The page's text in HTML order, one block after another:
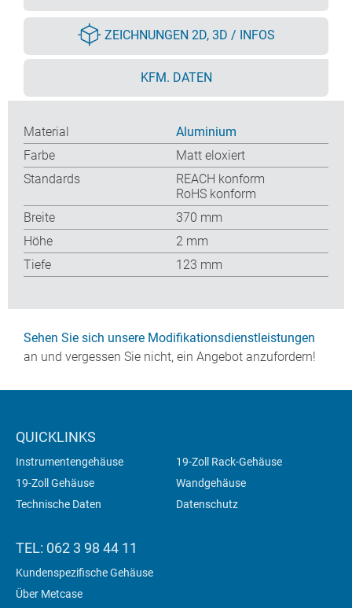
ZEICHNUNGEN 2D, 3D / INFOS
KFM. DATEN
Material
Aluminium
Farbe
Matt eloxiert
Standards
REACH konform
RoHS konform
Breite
370 mm
Höhe
2 mm
Tiefe
123 mm
Sehen Sie sich unsere Modifikationsdienstleistungen
an und vergessen Sie nicht, ein Angebot anzufordern!
QUICKLINKS
Instrumentengehäuse
19-Zoll Rack-Gehäuse
19-Zoll Gehäuse
Wandgehäuse
Technische Daten
Datenschutz
TEL: 062 3 98 44 11
Kundenspezifische Gehäuse
Über Metcase